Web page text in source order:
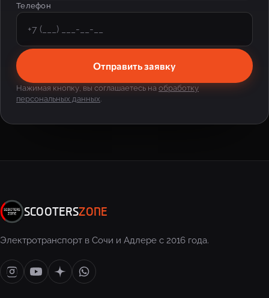
Телефон
Отправить заявку
Нажимая кнопку, вы соглашаетесь наобработку
персональных данных
SCOOTERSZONE
Электротранспорт в Сочи и Адлере с 2016 года.